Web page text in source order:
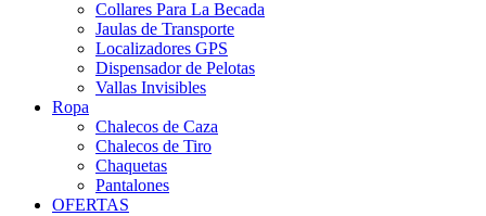
Collares Para La Becada
Jaulas de Transporte
Localizadores GPS
Dispensador de Pelotas
Vallas Invisibles
Ropa
Chalecos de Caza
Chalecos de Tiro
Chaquetas
Pantalones
OFERTAS